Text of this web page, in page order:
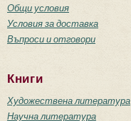
Общи условия
Условия за доставка
Въпроси и отговори
Книги
Художествена литература
Научна литература